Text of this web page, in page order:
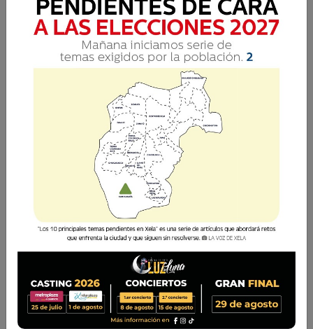
Resultados para: Selección Juvenil
SELECCIÓN JUVENIL REALIZA CAMPAMENTO EN
XELA RUMBO AL PREMUNDIAL
La Selección Juvenil de Guatemala realiza un
campamento de preparación en Quetzaltenango con
miras al torneo Premundial que se disputa en México del
25 de julio al 9 de agosto. Tras la práctica del fin de
semana, la delega
La Selección Juvenil de Guatemala realiza un
campamento de preparación en Quetzaltenango con
miras al torneo Premundial que se disputa en México
del 25 de julio al 9 de agosto. Tras la práctica del fin
de semana, la delega...